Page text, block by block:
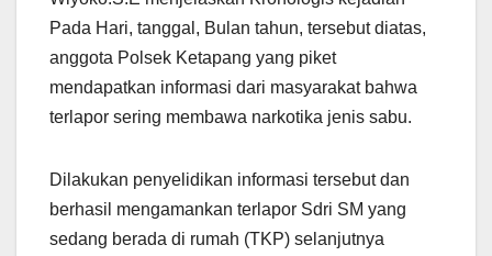
Pada Hari, tanggal, Bulan tahun, tersebut diatas,
anggota Polsek Ketapang yang piket
mendapatkan informasi dari masyarakat bahwa
terlapor sering membawa narkotika jenis sabu.
Dilakukan penyelidikan informasi tersebut dan
berhasil mengamankan terlapor Sdri SM yang
sedang berada di rumah (TKP) selanjutnya